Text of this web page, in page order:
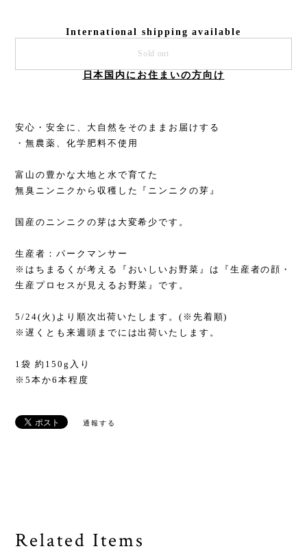
International shipping available
Sold out
日本国内にお住まいの方向け
安心・安全に、大自然をそのままお届けする
・無農薬、化学肥料不使用
富山の豊かな大地と水で育てた
無臭ニンニクから収穫した『ニンニクの芽』
国産のニンニクの芽は大変希少です。
生産者：パークマンサー
※はちまるくが考える『おいしいお野菜』は『生産者の顔・
生産プロセスが見えるお野菜』です。
5/24(火)より順次出荷いたします。(※先着順)
※遅くとも来週頭までには出荷いたします。
1袋 約150g入り
※5本か6本程度
通報する
Related Items